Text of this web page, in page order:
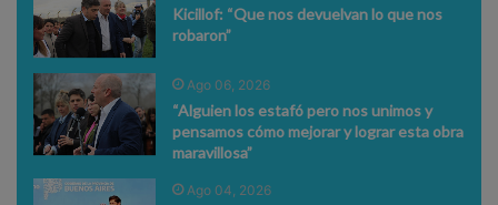
Kicillof: “Que nos devuelvan lo que nos
robaron”
Ago 06, 2026
“Alguien los estafó pero nos unimos y
pensamos cómo mejorar y lograr esta obra
maravillosa”
Ago 04, 2026